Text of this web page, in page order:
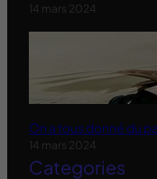
14 mars 2024
On a tous donné du
14 mars 2024
Categories